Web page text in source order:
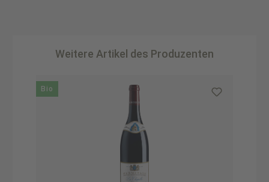
Weitere Artikel des Produzenten
Produktgalerie überspringen
Bio